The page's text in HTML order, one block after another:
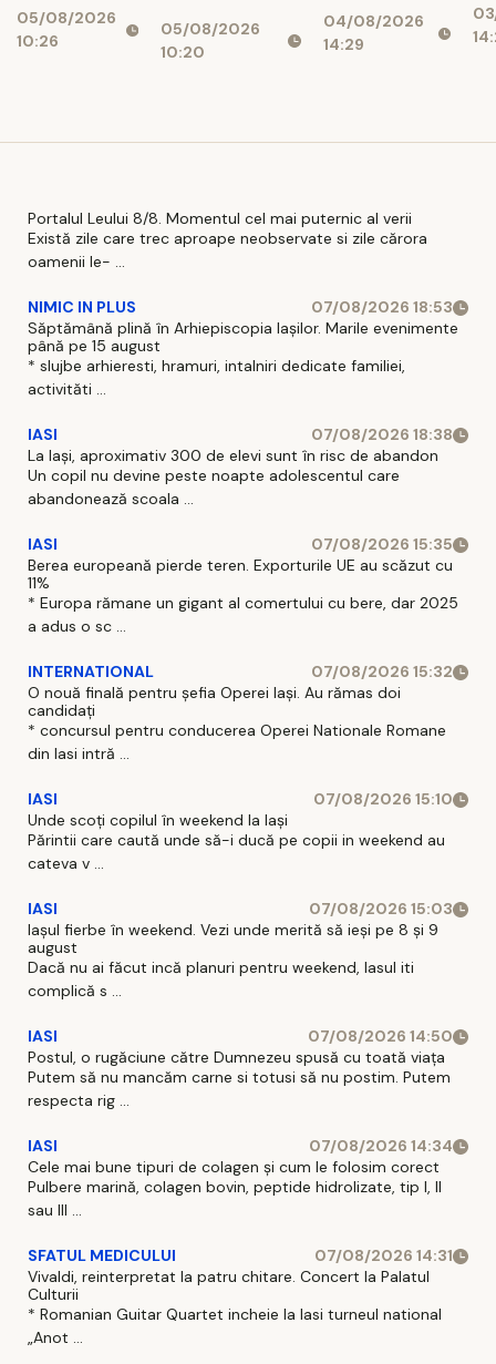
care o lași la
prima
05/08/2026
10:26
reducerea
costurilor
05/08/2026
10:20
recurentă și
ce poate
04/08/2026
14:29
Portalul Leului 8/8. Momentul cel mai puternic al verii
Există zile care trec aproape neobservate si zile cărora
oamenii le- ...
NIMIC IN PLUS
07/08/2026 18:53
Săptămână plină în Arhiepiscopia Iașilor. Marile evenimente
până pe 15 august
* slujbe arhieresti, hramuri, intalniri dedicate familiei,
activităti ...
IASI
07/08/2026 18:38
La Iași, aproximativ 300 de elevi sunt în risc de abandon
Un copil nu devine peste noapte adolescentul care
abandonează scoala ...
IASI
07/08/2026 15:35
Berea europeană pierde teren. Exporturile UE au scăzut cu
11%
* Europa rămane un gigant al comertului cu bere, dar 2025
a adus o sc ...
INTERNATIONAL
07/08/2026 15:32
O nouă finală pentru șefia Operei Iași. Au rămas doi
candidați
* concursul pentru conducerea Operei Nationale Romane
din Iasi intră ...
IASI
07/08/2026 15:10
Unde scoți copilul în weekend la Iași
Părintii care caută unde să-i ducă pe copii in weekend au
cateva v ...
IASI
07/08/2026 15:03
Iașul fierbe în weekend. Vezi unde merită să ieși pe 8 și 9
august
Dacă nu ai făcut incă planuri pentru weekend, Iasul iti
complică s ...
IASI
07/08/2026 14:50
Postul, o rugăciune către Dumnezeu spusă cu toată viața
Putem să nu mancăm carne si totusi să nu postim. Putem
respecta rig ...
IASI
07/08/2026 14:34
Cele mai bune tipuri de colagen și cum le folosim corect
Pulbere marină, colagen bovin, peptide hidrolizate, tip I, II
sau III ...
SFATUL MEDICULUI
07/08/2026 14:31
Vivaldi, reinterpretat la patru chitare. Concert la Palatul
Culturii
* Romanian Guitar Quartet incheie la Iasi turneul national
„Anot ...